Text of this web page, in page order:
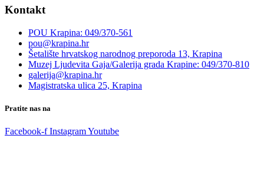
Kontakt
POU Krapina: 049/370-561
pou@krapina.hr
Šetalište hrvatskog narodnog preporoda 13, Krapina
Muzej Ljudevita Gaja/Galerija grada Krapine: 049/370-810
galerija@krapina.hr
Magistratska ulica 25, Krapina
Pratite nas na
Facebook-f InstagramYoutube